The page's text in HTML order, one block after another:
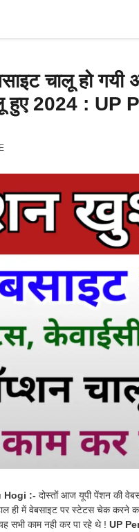
चालू हो
हुए 2024 :
Hogi :- दोस्तों आज यूपी पेंशन की
हाल ही में वेबसाइट पर स्टेटस चेक
सभी काम नही कर पा रहे थे ! UP